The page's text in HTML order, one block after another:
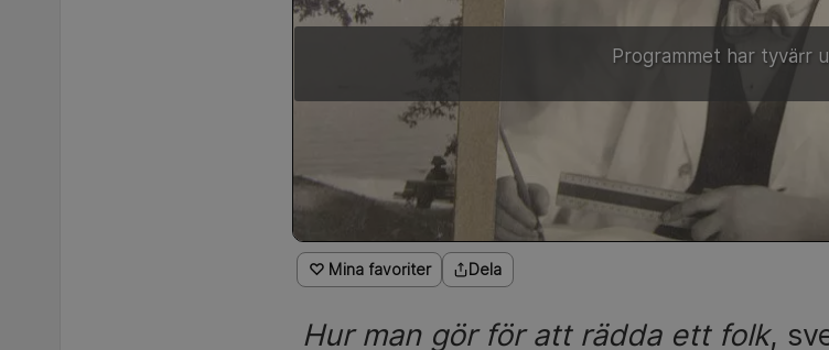
♡ Mina favoriter Dela
Hur man gör för att rädda ett folk,
Programmet har tyvärr